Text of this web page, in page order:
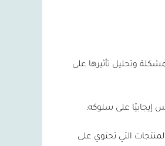
وتحليل تأثيرها على
على سلوكه:
التي تحتوي على